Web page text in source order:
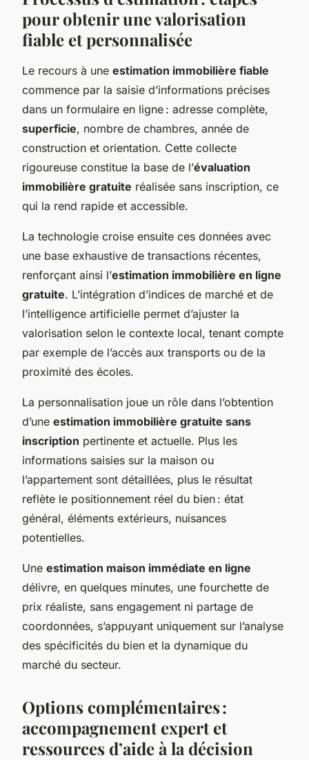
pour obtenir une valorisation
fiable et personnalisée
Le recours à une estimation immobilière fiable
commence par la saisie d’informations précises
dans un formulaire en ligne : adresse complète,
superficie, nombre de chambres, année de
construction et orientation. Cette collecte
rigoureuse constitue la base de l’évaluation
immobilière gratuite réalisée sans inscription, ce
qui la rend rapide et accessible.
La technologie croise ensuite ces données avec
une base exhaustive de transactions récentes,
renforçant ainsi l’estimation immobilière en ligne
gratuite. L’intégration d’indices de marché et de
l’intelligence artificielle permet d’ajuster la
valorisation selon le contexte local, tenant compte
par exemple de l’accès aux transports ou de la
proximité des écoles.
La personnalisation joue un rôle dans l’obtention
d’une estimation immobilière gratuite sans
inscription pertinente et actuelle. Plus les
informations saisies sur la maison ou
l’appartement sont détaillées, plus le résultat
reflète le positionnement réel du bien : état
général, éléments extérieurs, nuisances
potentielles.
Une estimation maison immédiate en ligne
délivre, en quelques minutes, une fourchette de
prix réaliste, sans engagement ni partage de
coordonnées, s’appuyant uniquement sur l’analyse
des spécificités du bien et la dynamique du
marché du secteur.
Options complémentaires :
accompagnement expert et
ressources d’aide à la décision